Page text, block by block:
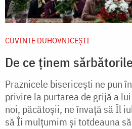
CUVINTE DUHOVNICEȘTI
De ce ținem
Praznicele bisericești ne pun
privire la purtarea de grijă a
noi, păcătoșii, ne învață să Îl
să Îi mulțumim și totdeauna